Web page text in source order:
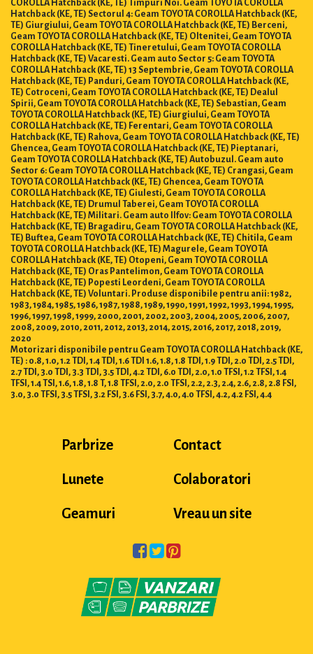
Hatchback (KE, TE) Sectorul 4: Geam TOYOTA COROLLA Hatchback (KE,
TE) Giurgiului, Geam TOYOTA COROLLA Hatchback (KE, TE) Berceni,
Geam TOYOTA COROLLA Hatchback (KE, TE) Oltenitei, Geam TOYOTA
COROLLA Hatchback (KE, TE) Tineretului, Geam TOYOTA COROLLA
Hatchback (KE, TE) Vacaresti. Geam auto Sector 5: Geam TOYOTA
COROLLA Hatchback (KE, TE) 13 Septembrie, Geam TOYOTA COROLLA
Hatchback (KE, TE) Panduri, Geam TOYOTA COROLLA Hatchback (KE,
TE) Cotroceni, Geam TOYOTA COROLLA Hatchback (KE, TE) Dealul
Spirii, Geam TOYOTA COROLLA Hatchback (KE, TE) Sebastian, Geam
TOYOTA COROLLA Hatchback (KE, TE) Giurgiului, Geam TOYOTA
COROLLA Hatchback (KE, TE) Ferentari, Geam TOYOTA COROLLA
Hatchback (KE, TE) Rahova, Geam TOYOTA COROLLA Hatchback (KE, TE)
Ghencea, Geam TOYOTA COROLLA Hatchback (KE, TE) Pieptanari,
Geam TOYOTA COROLLA Hatchback (KE, TE) Autobuzul. Geam auto
Sector 6: Geam TOYOTA COROLLA Hatchback (KE, TE) Crangasi, Geam
TOYOTA COROLLA Hatchback (KE, TE) Ghencea, Geam TOYOTA
COROLLA Hatchback (KE, TE) Giulesti, Geam TOYOTA COROLLA
Hatchback (KE, TE) Drumul Taberei, Geam TOYOTA COROLLA
Hatchback (KE, TE) Militari. Geam auto Ilfov: Geam TOYOTA COROLLA
Hatchback (KE, TE) Bragadiru, Geam TOYOTA COROLLA Hatchback (KE,
TE) Buftea, Geam TOYOTA COROLLA Hatchback (KE, TE) Chitila, Geam
TOYOTA COROLLA Hatchback (KE, TE) Magurele, Geam TOYOTA
COROLLA Hatchback (KE, TE) Otopeni, Geam TOYOTA COROLLA
Hatchback (KE, TE) Oras Pantelimon, Geam TOYOTA COROLLA
Hatchback (KE, TE) Popesti Leordeni, Geam TOYOTA COROLLA
Hatchback (KE, TE) Voluntari. Produse disponibile pentru anii: 1982,
1983, 1984, 1985, 1986, 1987, 1988, 1989, 1990, 1991, 1992, 1993, 1994, 1995,
1996, 1997, 1998, 1999, 2000, 2001, 2002, 2003, 2004, 2005, 2006, 2007,
2008, 2009, 2010, 2011, 2012, 2013, 2014, 2015, 2016, 2017, 2018, 2019,
2020
Motorizari disponibile pentru Geam TOYOTA COROLLA Hatchback (KE,
TE) : 0.8, 1.0, 1.2 TDI, 1.4 TDI, 1.6 TDI 1.6, 1.8, 1.8 TDI, 1.9 TDI, 2.0 TDI, 2.5 TDI,
2.7 TDI, 3.0 TDI, 3.3 TDI, 3.5 TDI, 4.2 TDI, 6.0 TDI, 2.0, 1.0 TFSI, 1.2 TFSI, 1.4
TFSI, 1.4 TSI, 1.6, 1.8, 1.8 T, 1.8 TFSI, 2.0, 2.0 TFSI, 2.2, 2.3, 2.4, 2.6, 2.8, 2.8 FSI,
3.0, 3.0 TFSI, 3.5 TFSI, 3.2 FSI, 3.6 FSI, 3.7, 4.0, 4.0 TFSI, 4.2, 4.2 FSI, 4.4
Parbrize
Lunete
Geamuri
Contact
Colaboratori
Vreau un site